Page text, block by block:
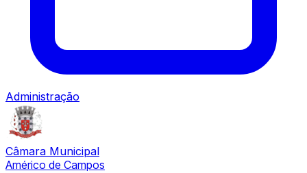
Administração
Câmara Municipal
Américo de Campos